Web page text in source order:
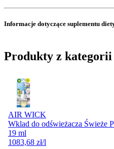
Informacje dotyczące suplementu
Produkty z kategorii
AIR WICK
Wklad do odświeżacza Świeże
19 ml
1083,68 zł/l